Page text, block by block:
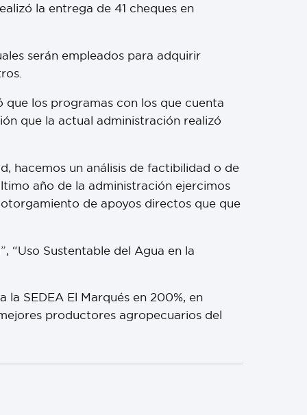
la entrega de 41 cheques en
serán empleados para adquirir
los programas con los que cuenta
que la actual administración realizó
hacemos un análisis de factibilidad o de
año de la administración ejercimos
de apoyos directos que que
“Uso Sustentable del Agua en la
SEDEA El Marqués en 200%, en
productores agropecuarios del